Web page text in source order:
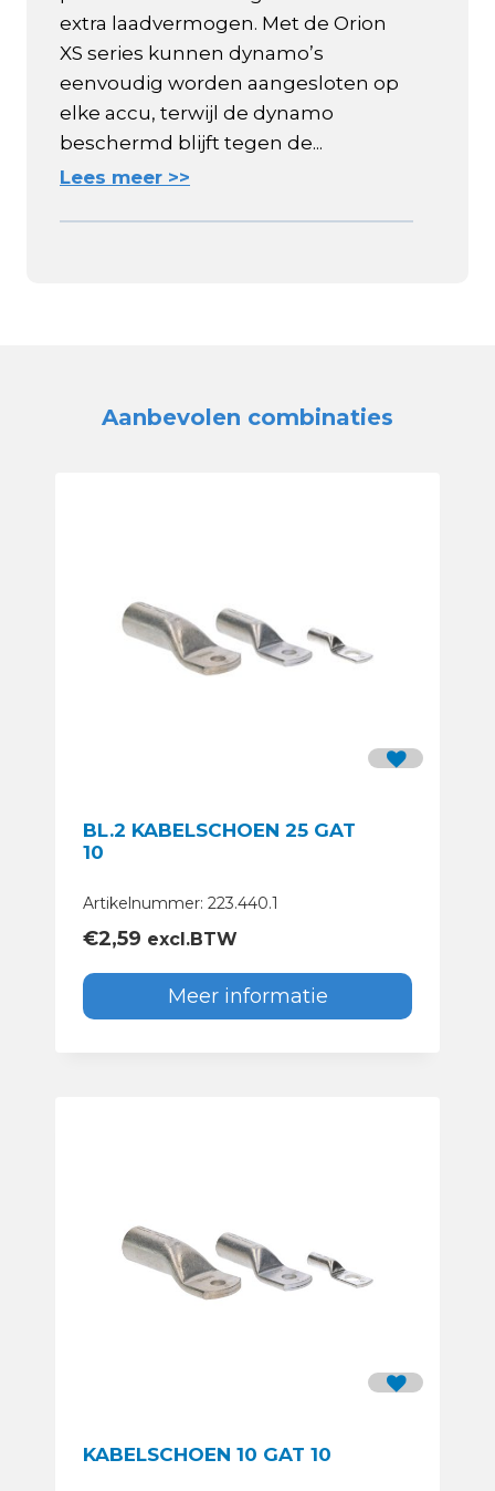
extra laadvermogen. Met de Orion
XS series kunnen dynamo’s
eenvoudig worden aangesloten op
elke accu, terwijl de dynamo
beschermd blijft tegen de...
Lees meer >>
Aanbevolen combinaties
BL.2 KABELSCHOEN 25 GAT
10
Artikelnummer: 223.440.1
€2,59 excl.BTW
Meer informatie
KABELSCHOEN 10 GAT 10